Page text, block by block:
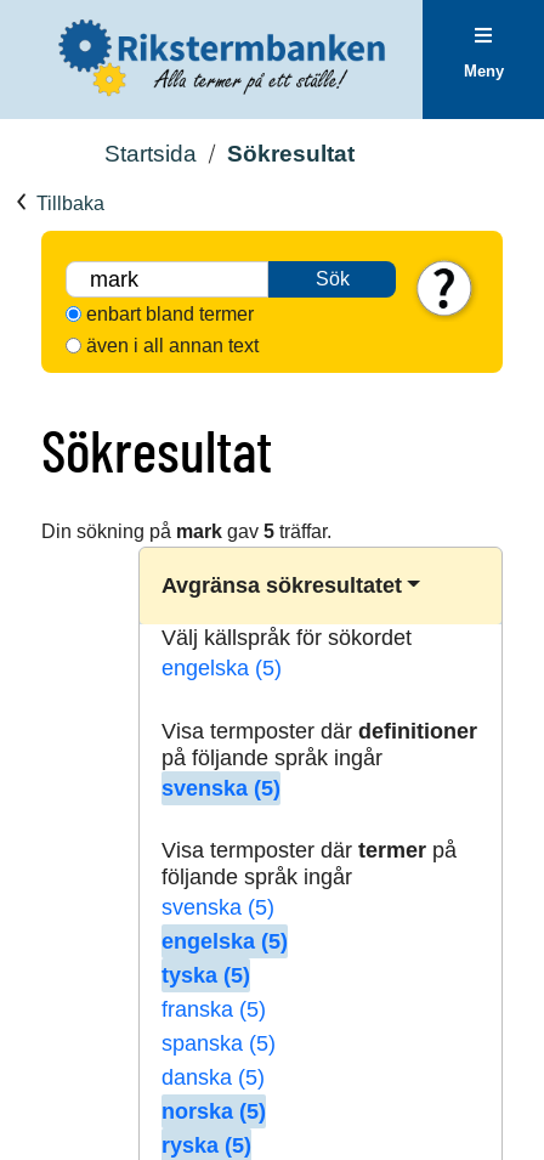
Meny
Startsida Sökresultat
Tillbaka
Sök
enbart bland termer
även i all annan text
Sökresultat
Din sökning på markgav 5träffar.
Avgränsa sökresultatet
Välj källspråk för sökordet
engelska (5)
Visa termposter där definitioner
på följande språk ingår
svenska (5)
Visa termposter där termerpå
följande språk ingår
svenska (5)
engelska (5)
tyska (5)
franska (5)
spanska (5)
danska (5)
norska (5)
ryska (5)